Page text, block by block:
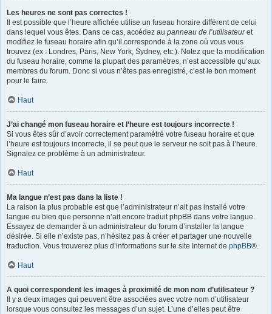
Les heures ne sont pas correctes !
Il est possible que l’heure affichée utilise un fuseau horaire différent de celui
dans lequel vous êtes. Dans ce cas, accédez au panneau de l’utilisateuret
modifiez le fuseau horaire afin qu’il corresponde à la zone où vous vous
trouvez (ex : Londres, Paris, New York, Sydney, etc.). Notez que la modification
du fuseau horaire, comme la plupart des paramètres, n’est accessible qu’aux
membres du forum. Donc si vous n’êtes pas enregistré, c’est le bon moment
pour le faire.
Haut
J’ai changé mon fuseau horaire et l’heure est toujours incorrecte !
Si vous êtes sûr d’avoir correctement paramétré votre fuseau horaire et que
l’heure est toujours incorrecte, il se peut que le serveur ne soit pas à l’heure.
Signalez ce problème à un administrateur.
Haut
Ma langue n’est pas dans la liste !
La raison la plus probable est que l’administrateur n’ait pas installé votre
langue ou bien que personne n’ait encore traduit phpBB dans votre langue.
Essayez de demander à un administrateur du forum d’installer la langue
désirée. Si elle n’existe pas, n’hésitez pas à créer et partager une nouvelle
traduction. Vous trouverez plus d’informations sur le site Internet de phpBB®.
Haut
A quoi correspondent les images à proximité de mon nom d’utilisateur ?
Il y a deux images qui peuvent être associées avec votre nom d’utilisateur
lorsque vous consultez les messages d’un sujet. L’une d’elles peut être